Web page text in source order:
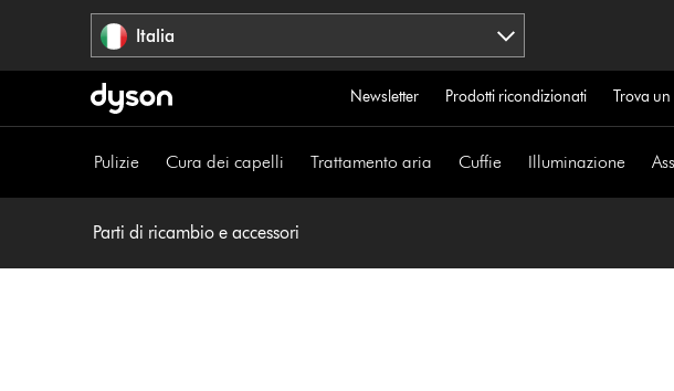
Italia
Newsletter Prodotti ricondizionati Trova
Pulizie Cura dei capelli Trattamento aria Cuffie Illuminazione
Parti di ricambio e accessori